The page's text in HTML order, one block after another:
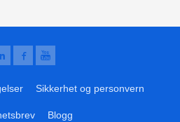
Sikkerhet og personvern
Blogg